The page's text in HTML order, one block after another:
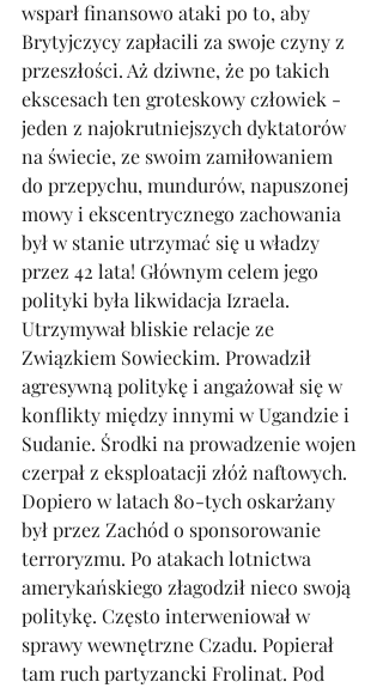
wsparł finansowo ataki po to, aby
Brytyjczycy zapłacili za swoje czyny z
przeszłości. Aż dziwne, że po takich
ekscesach ten groteskowy człowiek -
jeden z najokrutniejszych dyktatorów
na świecie, ze swoim zamiłowaniem
do przepychu, mundurów, napuszonej
mowy i ekscentrycznego zachowania
był w stanie utrzymać się u władzy
przez 42 lata! Głównym celem jego
polityki była likwidacja Izraela.
Utrzymywał bliskie relacje ze
Związkiem Sowieckim. Prowadził
agresywną politykę i angażował się w
konflikty między innymi w Ugandzie i
Sudanie. Środki na prowadzenie wojen
czerpał z eksploatacji złóż naftowych.
Dopiero w latach 80-tych oskarżany
był przez Zachód o sponsorowanie
terroryzmu. Po atakach lotnictwa
amerykańskiego złagodził nieco swoją
politykę. Często interweniował w
sprawy wewnętrzne Czadu. Popierał
tam ruch partyzancki Frolinat. Pod